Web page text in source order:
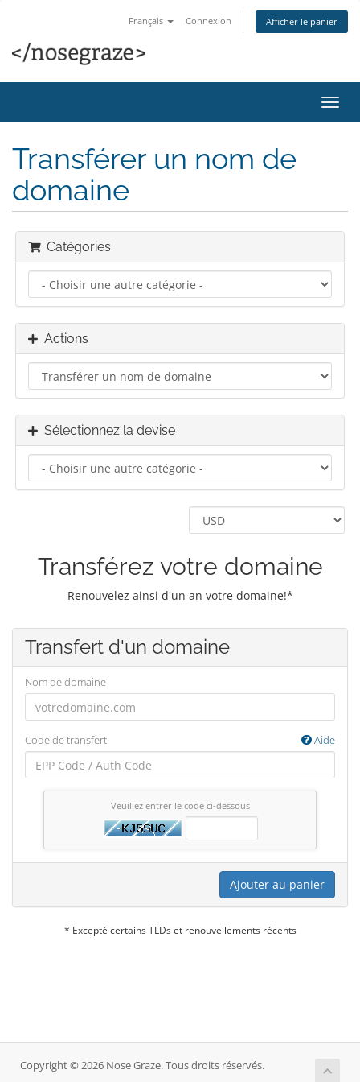
Français Connexion Afficher le panier
la
Transférer un nom de
domaine
Catégories
Actions
Sélectionnez la devise
Transférez votre domaine
Renouvelez ainsi d'un an votre domaine!*
Transfert d'un domaine
Nom de domaine
Code de transfert Aide
Veuillez entrer le code ci-dessous
Ajouter au panier
* Excepté certains TLDs et renouvellements récents
Copyright © 2026 Nose Graze. Tous droits réservés.